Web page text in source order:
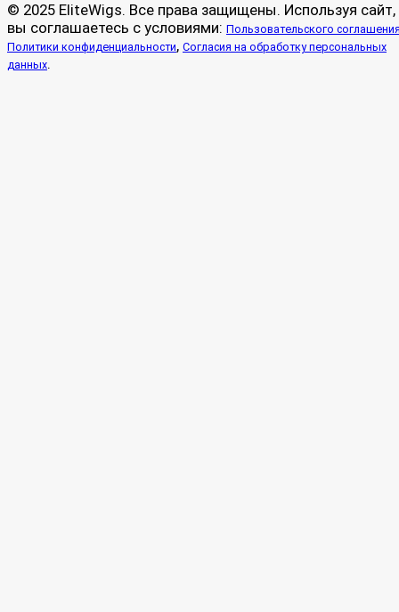
© 2025 EliteWigs. Все права защищены. Используя сайт,
вы соглашаетесь с условиями: Пользовательского
Политики конфиденциальности, Согласия на обработку персональных
данных.